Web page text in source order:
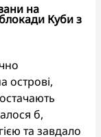
на
Куби з
острові,
б,
та завдало